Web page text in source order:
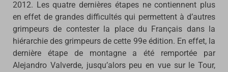
2012. Les quatre dernières étapes ne contiennent plus
en effet de grandes difficultés qui permettent à d’autres
grimpeurs de contester la place du Français dans la
hiérarchie des grimpeurs de cette 99e édition. En effet, la
dernière étape de montagne a été remportée par
Alejandro Valverde, jusqu’alors peu en vue sur le Tour,